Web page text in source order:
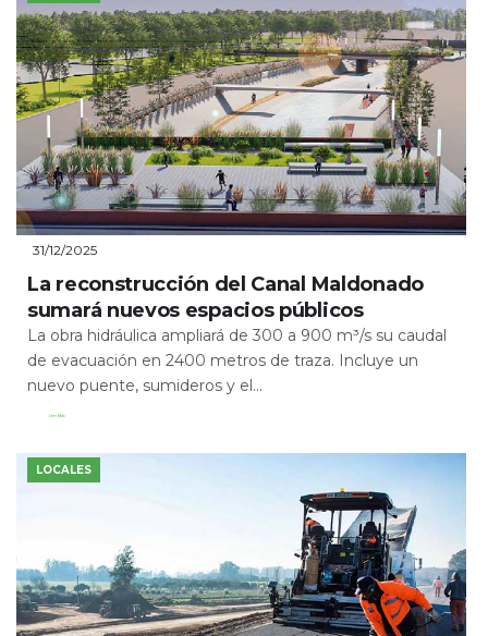
31/12/2025
La reconstrucción del Canal Maldonado
sumará nuevos espacios públicos
La obra hidráulica ampliará de 300 a 900 m³/s su caudal
de evacuación en 2400 metros de traza. Incluye un
nuevo puente, sumideros y el...
Leer Más
LOCALES